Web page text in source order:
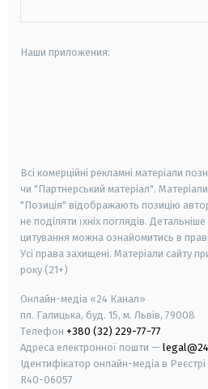
Наши приложения:
Всі комерційні рекламні матеріали
чи "Партнерський матеріал".
"Позиція" відображають позицію
не поділяти їхніх поглядів.
цитування можна ознайомитись в
Усі права захищені. Матеріали сайту
року (21+)
Онлайн-медіа «24 Канал»
пл. Галицька, буд. 15, м. Львів, 79008
Телефон +380 (32) 229-77-77
Адреса електронної пошти —
Ідентифікатор онлайн-медіа в
R40-06057